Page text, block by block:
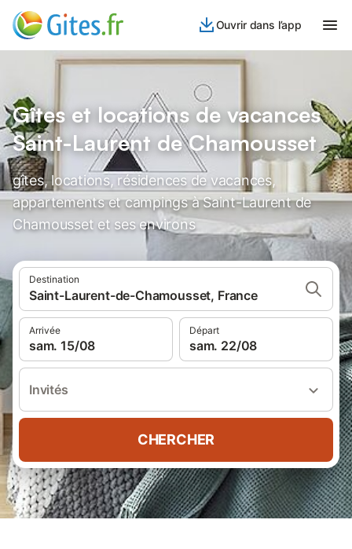
Ouvrir dans l’app
Gîtes et locations de vacances
Saint-Laurent de Chamousset
gîtes, locations, résidences de vacances,
appartements et campings à Saint-Laurent de
Chamousset et ses environs
Destination
Saint-Laurent-de-Chamousset, France
Arrivée
sam. 15/08
Départ
sam. 22/08
Invités
CHERCHER